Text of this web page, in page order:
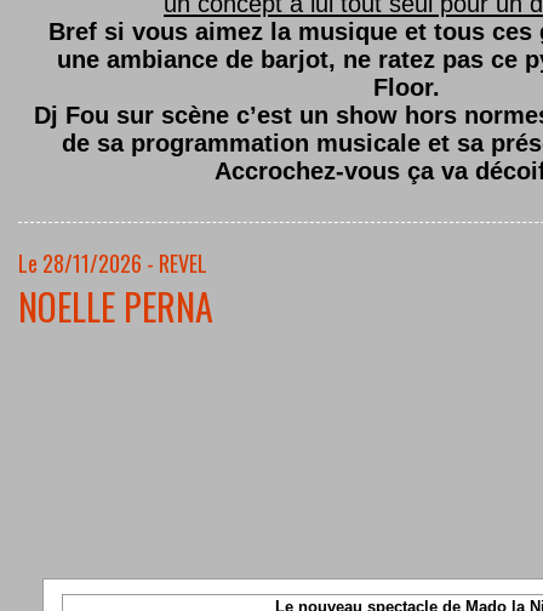
Bref si vous aimez la musique et tous ces
une ambiance de barjot, ne ratez pas ce
Floor.
Dj Fou sur scène c’est un show hors
de sa programmation musicale et sa
Accrochez-vous ça va
Le 28/11/2026 - REVEL
NOELLE PERNA
Le nouveau spectacle de Mado la